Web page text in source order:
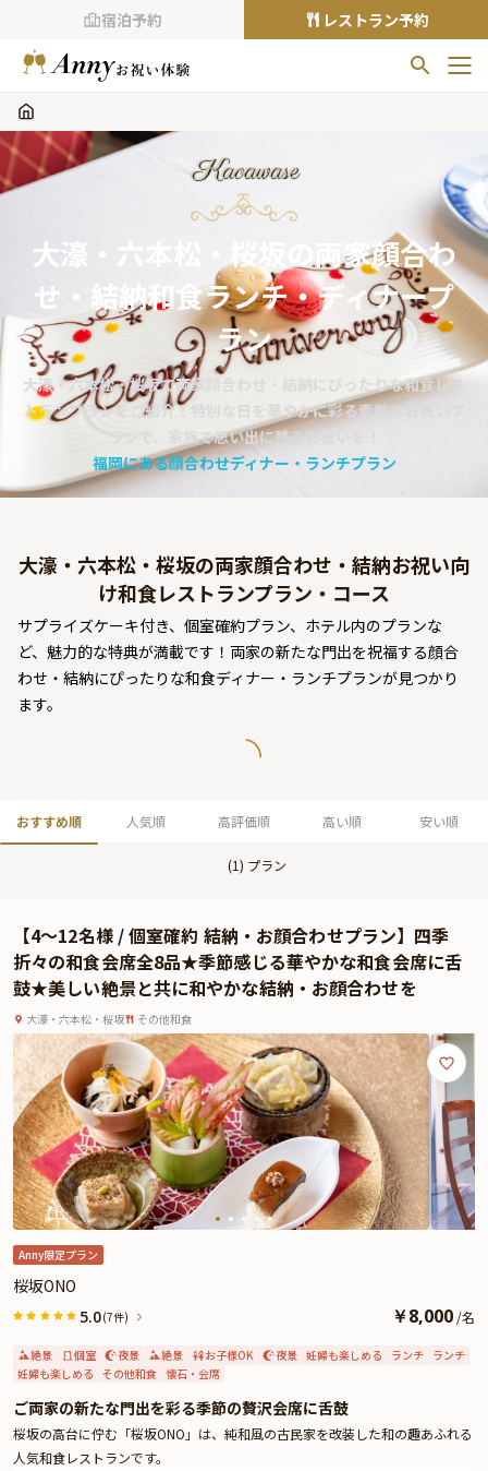
宿泊予約 レストラン予約
お気に入りの登録がありません
をクリックすることで
お気に入りに追加できます。
閲覧履歴
閲覧履歴はありません
過去に見たお店が最大10件まで表示されます。
10件を超えると、古いものから順に削除されます。
TOP
Annyお祝い体験について
Annyお祝いアイテムについて
Kaoawase
大濠・六本松・桜坂の両家顔合わ
せ・結納和食ランチ・ディナープ
ラン
大濠・六本松・桜坂で両家顔合わせ・結納にぴったりな和食レス
トランプランをご紹介！特別な日を華やかに彩る素敵なお祝いプ
ランで、家族で思い出に残るお祝いを！
福岡にある顔合わせディナー・ランチプラン
大濠・六本松・桜坂の両家顔合わせ・結納お祝い向
け和食レストランプラン・コース
サプライズケーキ付き、個室確約プラン、ホテル内のプランな
ど、魅力的な特典が満載です！両家の新たな門出を祝福する顔合
わせ・結納にぴったりな和食ディナー・ランチプランが見つかり
ます。
おすすめ順 人気順 高評価順 高い順 安い順
(1) プラン
【4～12名様 / 個室確約 結納・お顔合わせプラン】四季
折々の和食会席全8品★季節感じる華やかな和食会席に舌
鼓★美しい絶景と共に和やかな結納・お顔合わせを
大濠・六本松・桜坂 その他和食
Anny限定プラン
桜坂ONO
5.0(7件) ￥8,000 /名
絶景 個室 夜景 絶景 お子様OK 夜景 妊婦も楽しめる ランチ ランチ
妊婦も楽しめる その他和食 懐石・会席
ご両家の新たな門出を彩る季節の贅沢会席に舌鼓
桜坂の高台に佇む「桜坂ONO」は、純和風の古民家を改装した和の趣あふれる
人気和食レストランです。